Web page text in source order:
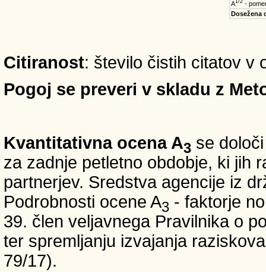
A1/2-
Dosežena
Citiranost: število čistih citatov v
Pogoj se preveri v skladu z
Kvantitativna ocena A3 se
za zadnje petletno obdobje, ki jih
partnerjev. Sredstva agencije iz
Podrobnosti ocene A3 - faktorje
39. člen veljavnega Pravilnika o
ter spremljanju izvajanja
79/17).